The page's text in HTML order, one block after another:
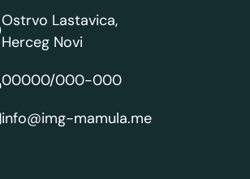
Ostrvo Lastavica,
Herceg Novi
00000/000-000
info@img-mamula.me